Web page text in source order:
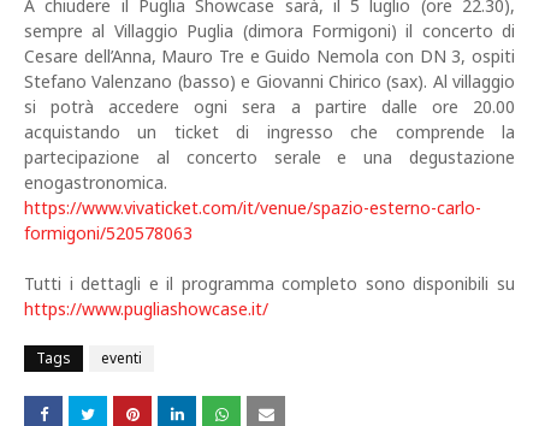
A chiudere il Puglia Showcase sarà, il 5 luglio (ore 22.30),
sempre al Villaggio Puglia (dimora Formigoni) il concerto di
Cesare dell’Anna, Mauro Tre e Guido Nemola con DN 3, ospiti
Stefano Valenzano (basso) e Giovanni Chirico (sax). Al villaggio
si potrà accedere ogni sera a partire dalle ore 20.00
acquistando un ticket di ingresso che comprende la
partecipazione al concerto serale e una degustazione
enogastronomica.
https://www.vivaticket.com/it/venue/spazio-esterno-carlo-
formigoni/520578063
Tutti i dettagli e il programma completo sono disponibili su
https://www.pugliashowcase.it/
Tags eventi